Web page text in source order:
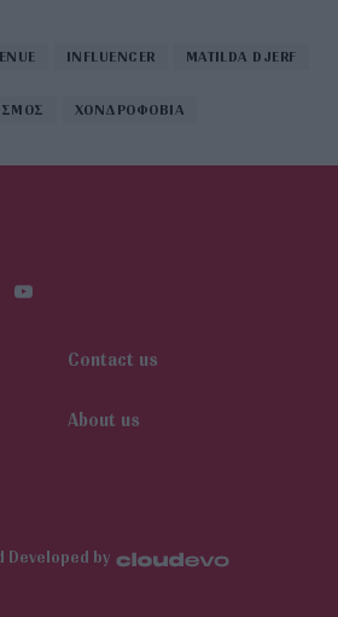
INFLUENCER MATILDA DJERF
ΧΟΝΔΡΟΦΟΒΙΑ
Contact us
About us
Developed by